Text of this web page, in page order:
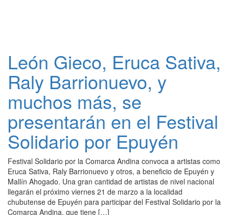
León Gieco, Eruca Sativa,
Raly Barrionuevo, y
muchos más, se
presentarán en el Festival
Solidario por Epuyén
Festival Solidario por la Comarca Andina convoca a artistas como
Eruca Sativa, Raly Barrionuevo y otros, a beneficio de Epuyén y
Mallín Ahogado. Una gran cantidad de artistas de nivel nacional
llegarán el próximo viernes 21 de marzo a la localidad
chubutense de Epuyén para participar del Festival Solidario por la
Comarca Andina, que tiene […]